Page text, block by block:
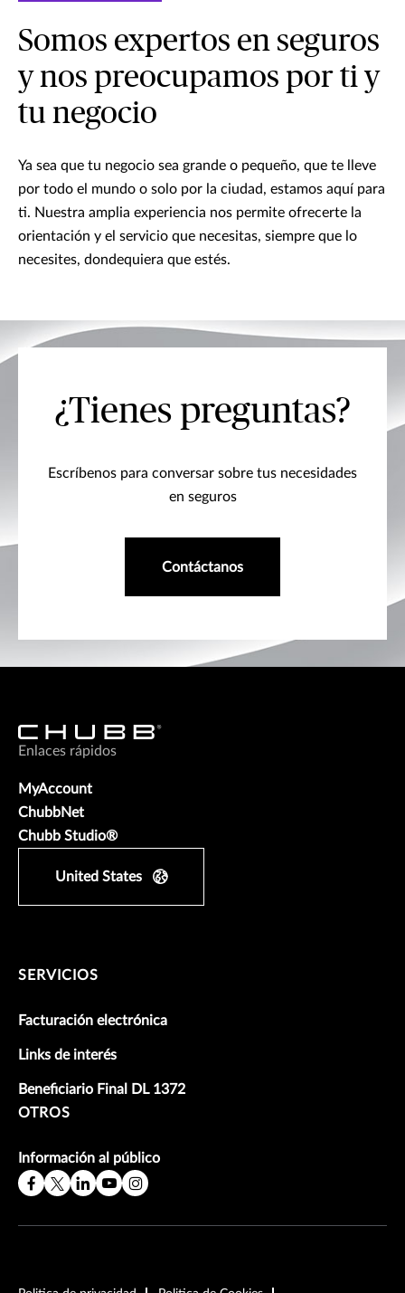
Somos expertos en seguros
y nos preocupamos por ti y
tu negocio
Ya sea que tu negocio sea grande o pequeño, que te lleve
por todo el mundo o solo por la ciudad, estamos aquí para
ti. Nuestra amplia experiencia nos permite ofrecerte la
orientación y el servicio que necesitas, siempre que lo
necesites, dondequiera que estés.
¿Tienes preguntas?
Escríbenos para conversar sobre tus necesidades
en seguros
Contáctanos
Enlaces rápidos
MyAccount
ChubbNet
Chubb Studio®
United States
SERVICIOS
Facturación electrónica
Links de interés
Beneficiario Final DL 1372
OTROS
Información al público